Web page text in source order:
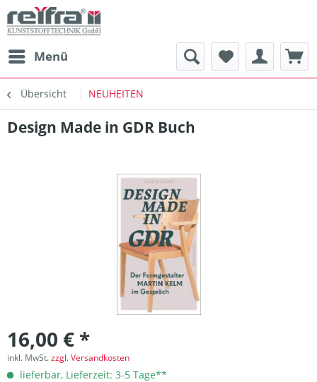
Menü
Übersicht NEUHEITEN
Design Made in GDR Buch
16,00 € *
inkl. MwSt.zzgl. Versandkosten
lieferbar, Lieferzeit: 3-5 Tage**